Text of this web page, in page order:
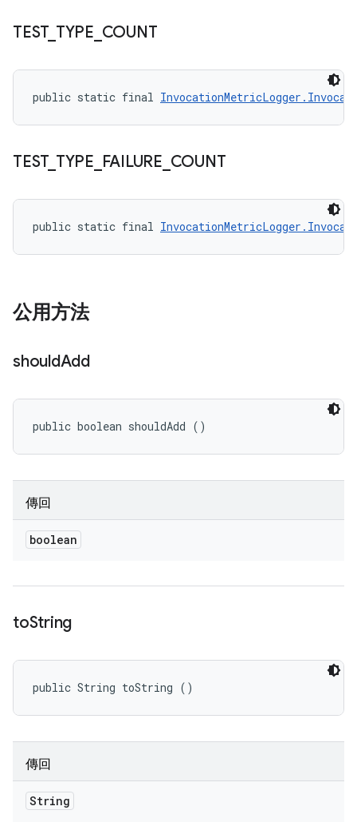
TEST_ TYPE COUNT
public static final
TEST_ TYPE FAILURE COUNT
public static final
公用方法
shouldAdd
public boolean shouldAdd ()
傳回
boolean
toString
public String toString ()
傳回
String